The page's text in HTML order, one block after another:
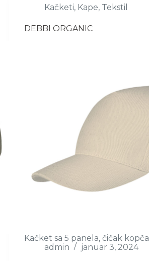
Kačketi, Kape, Tekstil
DEBBI ORGANIC
Kačket sa 5 panela, čičak kopča
admin
januar 3, 2024